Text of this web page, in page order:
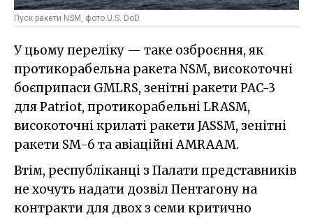
Пуск ракети NSM, фото U.S. DoD
У цьому переліку — таке озброєння, як
протикорабельна ракета NSM, високоточні
боєприпаси GMLRS, зенітні ракети PAC-3
для Patriot, протикорабельні LRASM,
високоточні крилаті ракети JASSM, зенітні
ракети SM-6 та авіаційні AMRAAM.
Втім, республіканці з Палати представників
не хочуть надати дозвіл Пентагону на
контракти для двох з семи критично